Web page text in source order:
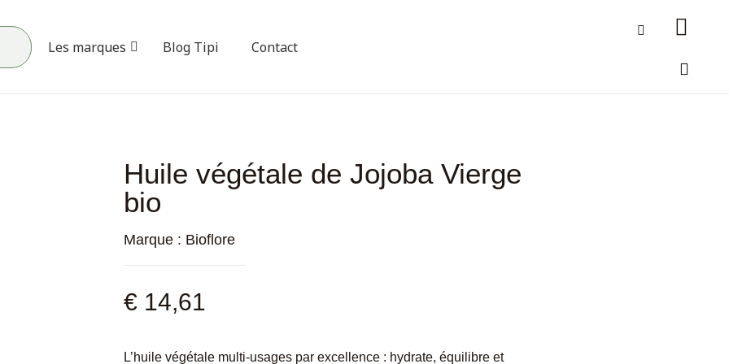
Les marques Blog Tipi Contact
Huile végétale de Jojoba Vierge
bio
Marque : Bioflore
€ 14,61
L’huile végétale multi-usages par excellence : hydrate, équilibre et